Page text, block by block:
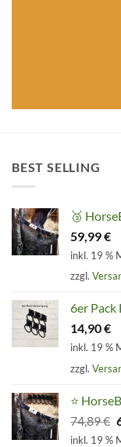
BEST SELLING
🥉
59,99€
inkl. 19 %
zzgl.
6er
14,90€
inkl. 19 %
zzgl.
⭐
74,89€
inkl. 19 %